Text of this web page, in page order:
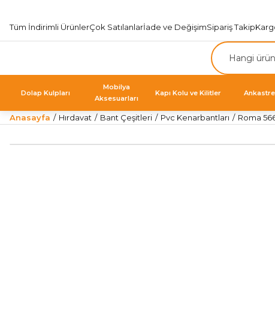
Tüm İndirimli ÜrünlerÇok Satılanlarİade ve DeğişimSipariş Takip
Dolap Kulpları
Mobilya
Aksesuarları
Kapı Kolu ve Kilitler Ankastre
Anasayfa Hırdavat Bant Çeşitleri Pvc Kenarbantları Roma